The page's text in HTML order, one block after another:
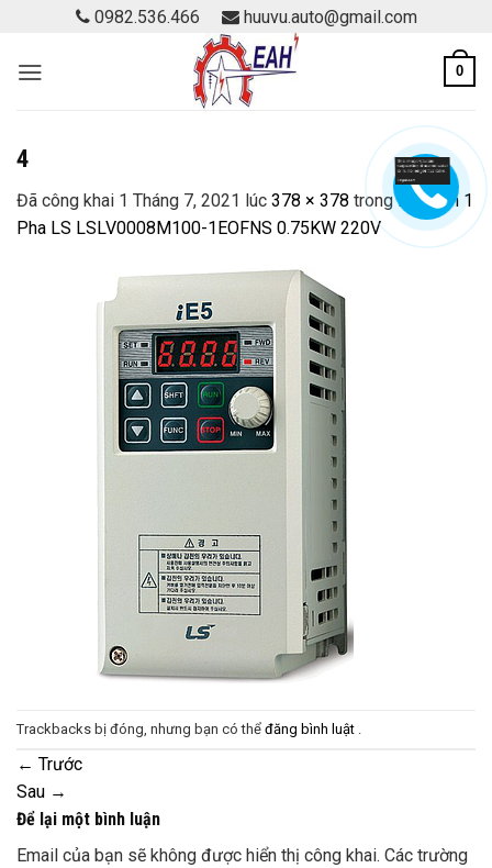
content
0982.536.466 huuvu.auto@gmail.com
0
4
Đã công khai 1 Tháng 7, 2021 lúc 378 × 378 trongBiến tần 1
Pha LS LSLV0008M100-1EOFNS 0.75KW 220V
Trackbacks bị đóng, nhưng bạn có thể đăng bình luật
← Trước
Sau →
Để lại một bình luận
Email của bạn sẽ không được hiển thị công khai. Các trường